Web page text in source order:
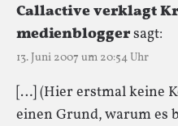
Callactive verklagt
medienbloggersagt:
13. Juni 2007 um 20:54 Uhr
[…] (Hier erstmal keine
einen Grund, warum es